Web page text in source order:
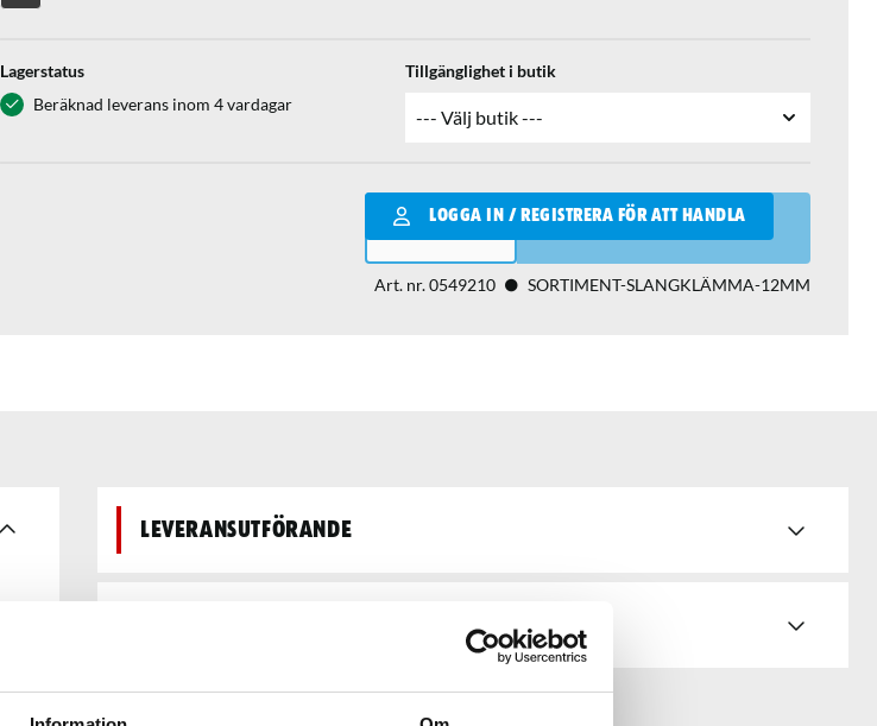
Lagerstatus
Beräknad leverans inom 4 vardagar
Tillgänglighet i butik
LOGGA IN / REGISTRERA FÖR ATT HANDLA
Qantity
LÄGG I VARUKORGEN
Art. nr.0549210 SORTIMENT-SLANGKLÄMMA-12MM
Leveransutförande